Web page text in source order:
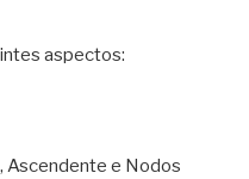
aspectos:
Ascendente e Nodos